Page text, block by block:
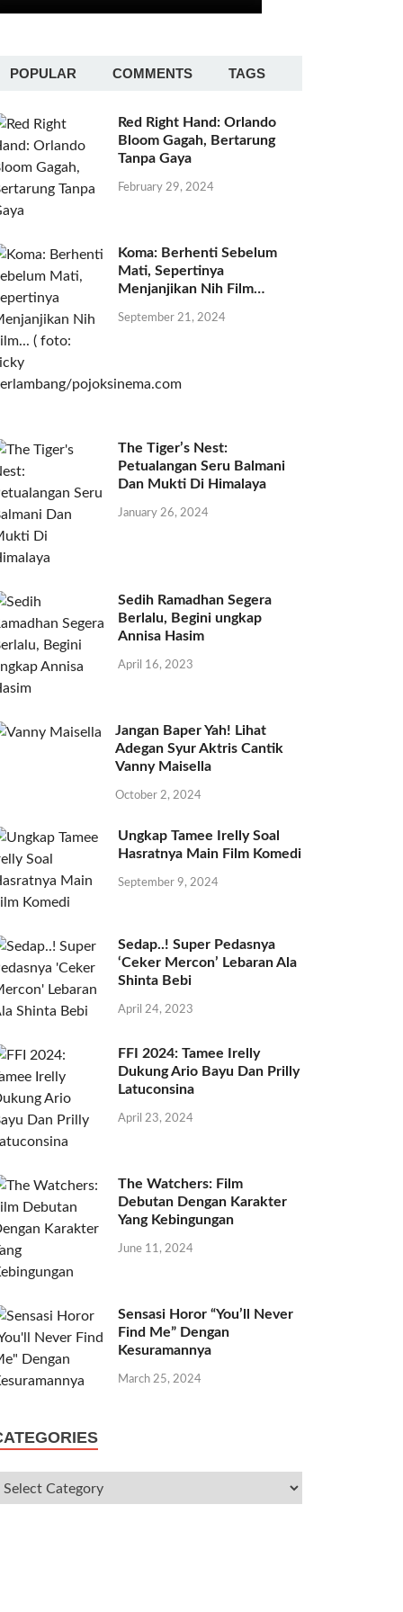
POPULAR COMMENTS TAGS
Red Right Hand: Orlando
Bloom Gagah, Bertarung
Tanpa Gaya
February 29, 2024
Koma: Berhenti Sebelum
Mati, Sepertinya
Menjanjikan Nih Film…
September 21, 2024
The Tiger’s Nest:
Petualangan Seru Balmani
Dan Mukti Di Himalaya
January 26, 2024
Sedih Ramadhan Segera
Berlalu, Begini ungkap
Annisa Hasim
April 16, 2023
Jangan Baper Yah! Lihat
Adegan Syur Aktris Cantik
Vanny Maisella
October 2, 2024
Ungkap Tamee Irelly Soal
Hasratnya Main Film Komedi
September 9, 2024
Sedap..! Super Pedasnya
‘Ceker Mercon’ Lebaran Ala
Shinta Bebi
April 24, 2023
FFI 2024: Tamee Irelly
Dukung Ario Bayu Dan Prilly
Latuconsina
April 23, 2024
The Watchers: Film
Debutan Dengan Karakter
Yang Kebingungan
June 11, 2024
Sensasi Horor “You’ll Never
Find Me” Dengan
Kesuramannya
March 25, 2024